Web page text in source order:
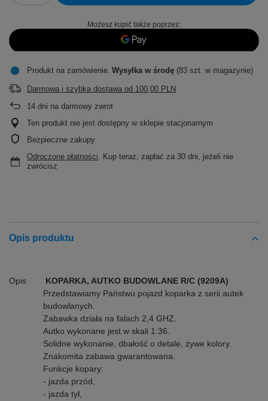
Możesz kupić także poprzez:
Produkt na zamówienie Wysyłka w środę (83 szt. w magazynie)
Darmowa i szybka dostawa od 100,00 PLN
14 dni na darmowy zwrot
Ten produkt nie jest dostępny w sklepie stacjonarnym
Bezpieczne zakupy
Odroczone płatności. Kup teraz, zapłać za 30 dni, jeżeli nie
zwrócisz
Opis produktu
Opis
KOPARKA, AUTKO BUDOWLANE R/C (9209A)
Przedstawiamy Państwu pojazd koparka z serii autek
budowlanych.
Zabawka działa na falach 2,4 GHZ.
Autko wykonane jest w skali 1:36.
Solidne wykonanie, dbałość o detale, żywe kolory.
Znakomita zabawa gwarantowana.
Funkcje kopary:
- jazda przód,
- jazda tył,